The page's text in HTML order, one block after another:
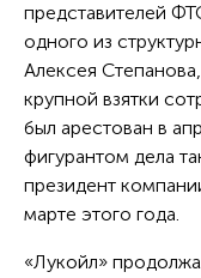
представителей
одного из
Алексея
крупной взятки
был арестован в
фигурантом дела
президент
марте этого года.
«Лукойл»